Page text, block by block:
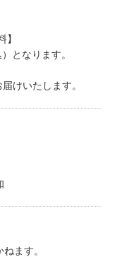
】
となります。
けいたします。
ます。